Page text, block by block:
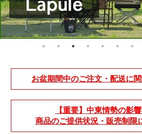
お盆期間中のご注文・配送に
【重要】中東情勢の影
商品のご提供状況・販売制限